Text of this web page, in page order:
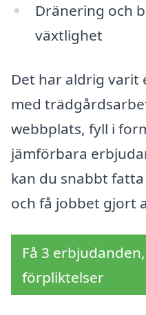
Dränering och
växtlighet
Det har aldrig varit
med
webbplats, fyll i
jämförbara
kan du snabbt
och få jobbet gjort
Få 3
förpliktelser